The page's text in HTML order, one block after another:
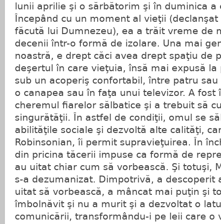
lunii aprilie şi o sărbătorim şi în duminica a
Începând cu un moment al vieţii
făcută lui Dumnezeu), ea a trăit vreme de
decenii într-o formă de izolare. Una mai
noastră, e drept căci avea drept spaţiu de
deşertul în care vieţuia, însă mai expusă
sub un acoperiş confortabil, între patru
o canapea sau în faţa unui televizor. A
cheremul fiarelor sălbatice şi a trebuit să
singurătăţii. În astfel de condiţii, omul se
abilităţile sociale şi dezvoltă alte calităţi,
Robinsonian, îi permit supravieţuirea. În
din pricina tăcerii impuse ca formă de
au uitat chiar cum să vorbească. Şi totuşi,
s-a dezumanizat. Dimpotrivă, a descoperit
uitat să vorbească, a mâncat mai puţin şi
îmbolnăvit şi nu a murit şi a dezvoltat o
comunicării, transformându-i pe leii care o